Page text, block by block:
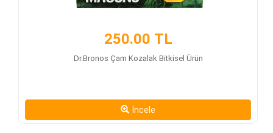
250.00 TL
Dr.Bronos Çam Kozalak Bitkisel Ürün
İncele
İncele
Propolis bitkisinin doğal ekstratından derlenmiştir.
İçeriğinde hiçbir şekilde katkı ve dolgu maddesi
içermez Tamamen doğaldır.